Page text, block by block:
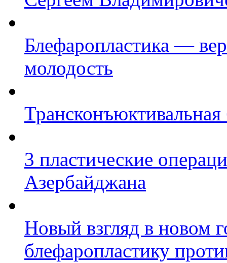
Блефаропластика —
молодость
Трансконъюктивальная
3 пластические
Азербайджана
Новый взгляд в новом
блефаропластику